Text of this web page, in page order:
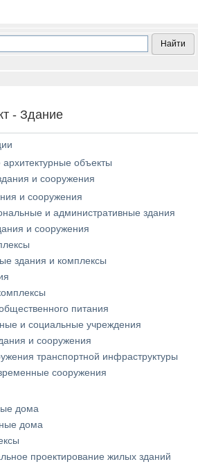
- Здание
объекты
и сооружения
и сооружения
и административные здания
и сооружения
здания и комплексы
питания
и социальные учреждения
и сооружения
транспортной инфраструктуры
сооружения
дома
дома
проектирование жилых зданий